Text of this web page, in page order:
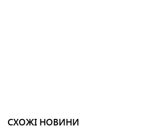
СХОЖІ НОВИНИ